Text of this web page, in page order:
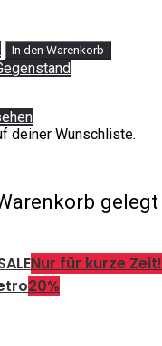
In den Warenkorb
deiner Wunschliste.
gelegt
Nur für kurze Zeit!
20%